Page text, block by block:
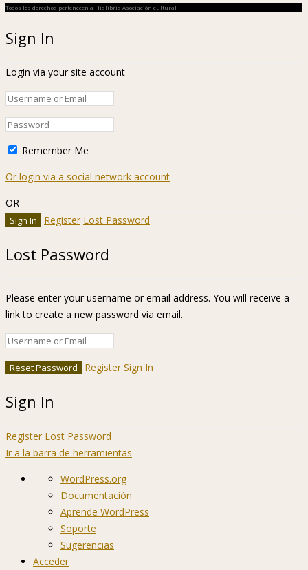
Todos los derechos pertenecen a Hislibris Asociación cultural
Sign In
Login via your site account
Remember Me
Or login via a social network account
OR
Register Lost Password
Lost Password
Please enter your username or email address. You will receive a
link to create a new password via email.
Register Sign In
Sign In
Register Lost Password
Ir a la barra de herramientas
Acerca
WordPress
WordPress.org
Documentación
Aprende WordPress
Soporte
Sugerencias
Acceder